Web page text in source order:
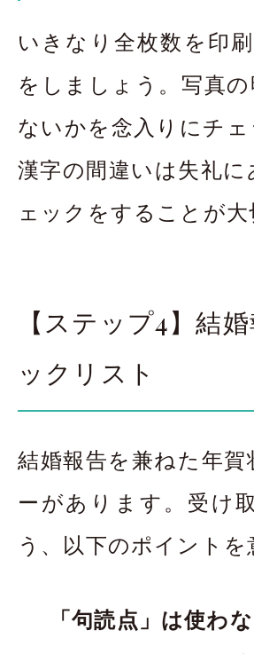
いきなり全枚数を印
をしましょう。写真
ないかを念入りにチ
漢字の間違いは失礼
ェックをすることが大
【ステップ4】結
ックリスト
結婚報告を兼ねた年
ーがあります。受け
う、以下のポイント
「句読点」は使わな